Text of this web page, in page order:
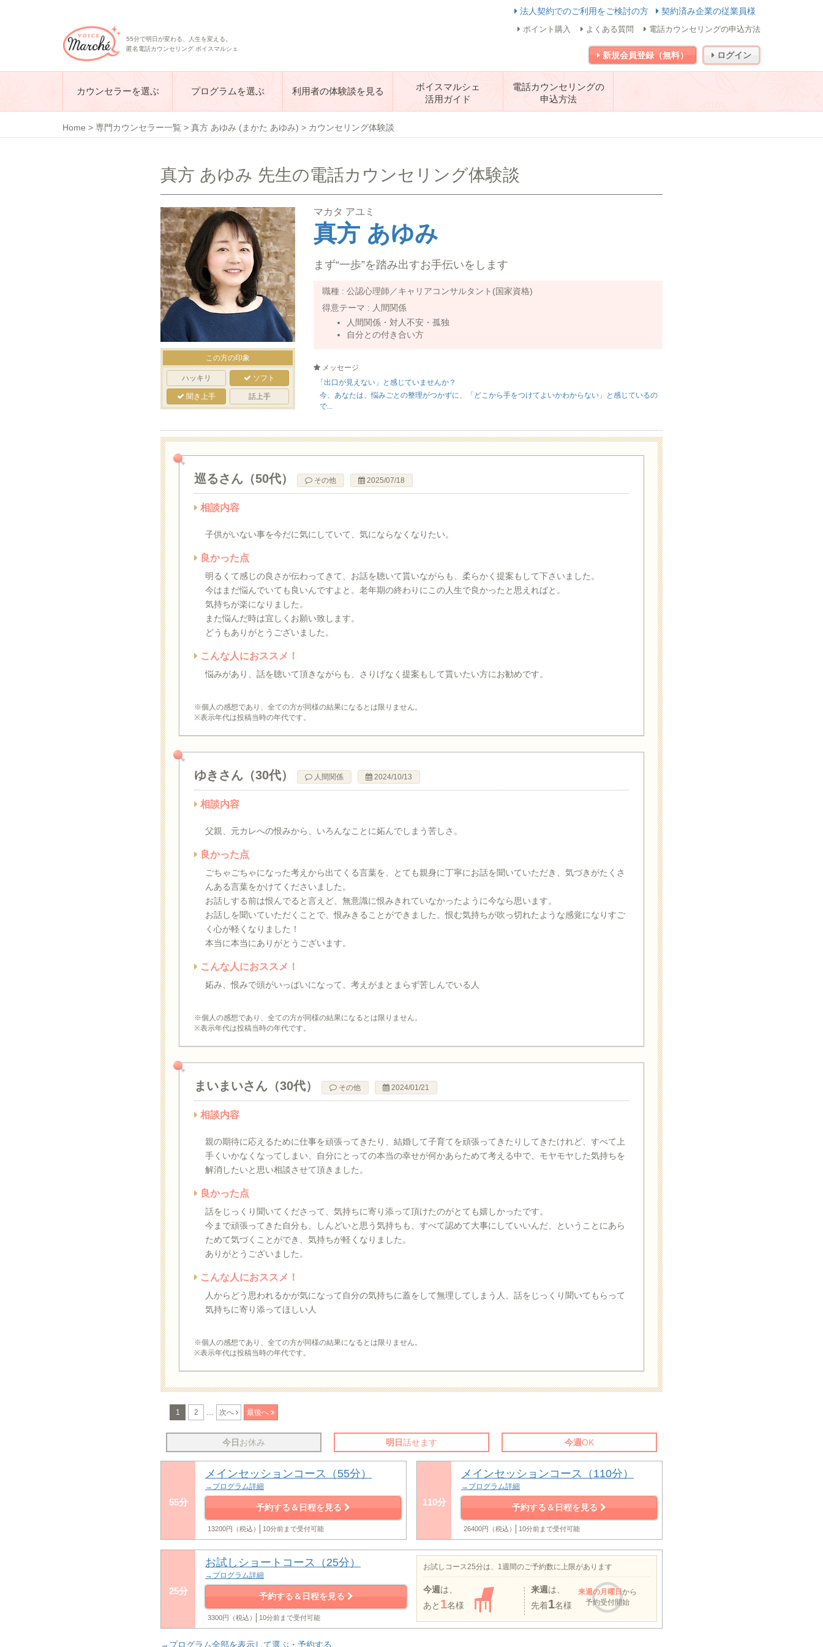
法人契約でのご利用をご検討の方 契約済み企業の従業員様
55分で明日が変わる、人生を変える。
匿名電話カウンセリング ボイスマルシェ
ポイント購入 よくある質問 電話カウンセリングの申込方法
新規会員登録（無料） ログイン
カウンセラーを選ぶ プログラムを選ぶ 利用者の体験談を見る
ボイスマルシェ
活用ガイド
電話カウンセリングの
申込方法
Home > 専門カウンセラー一覧 > 真方 あゆみ (まかた あゆみ) > カウンセリング体験談
真方 あゆみ 先生の電話カウンセリング体験談
マカタ アユミ
真方 あゆみ
まず“一歩”を踏み出すお手伝いをします
職種 : 公認心理師／キャリアコンサルタント(国家資格)
得意テーマ : 人間関係
人間関係・対人不安・孤独
自分との付き合い方
メッセージ
「出口が見えない」と感じていませんか？
今、あなたは、悩みごとの整理がつかずに、「どこから手をつけてよいかわからない」と感じているの
で...
この方の印象
ハッキリ ソフト
聞き上手 話上手
巡るさん（50代） その他 2025/07/18
相談内容
子供がいない事を今だに気にしていて、気にならなくなりたい。
良かった点
明るくて感じの良さが伝わってきて、お話を聴いて貰いながらも、柔らかく提案もして下さいました。
今はまだ悩んでいても良いんですよと。老年期の終わりにこの人生で良かったと思えればと。
気持ちが楽になりました。
また悩んだ時は宜しくお願い致します。
どうもありがとうございました。
こんな人におススメ！
悩みがあり、話を聴いて頂きながらも、さりげなく提案もして貰いたい方にお勧めです。
※個人の感想であり、全ての方が同様の結果になるとは限りません。
※表示年代は投稿当時の年代です。
ゆきさん（30代） 人間関係 2024/10/13
相談内容
父親、元カレへの恨みから、いろんなことに妬んでしまう苦しさ。
良かった点
ごちゃごちゃになった考えから出てくる言葉を、とても親身に丁寧にお話を聞いていただき、気づきがたくさ
んある言葉をかけてくださいました。
お話しする前は恨んでると言えど、無意識に恨みきれていなかったように今なら思います。
お話しを聞いていただくことで、恨みきることができました。恨む気持ちが吹っ切れたような感覚になりすご
く心が軽くなりました！
本当に本当にありがとうございます。
こんな人におススメ！
妬み、恨みで頭がいっぱいになって、考えがまとまらず苦しんでいる人
※個人の感想であり、全ての方が同様の結果になるとは限りません。
※表示年代は投稿当時の年代です。
まいまいさん（30代） その他 2024/01/21
相談内容
親の期待に応えるために仕事を頑張ってきたり、結婚して子育てを頑張ってきたりしてきたけれど、すべて上
手くいかなくなってしまい、自分にとっての本当の幸せが何かあらためて考える中で、モヤモヤした気持ちを
解消したいと思い相談させて頂きました。
良かった点
話をじっくり聞いてくださって、気持ちに寄り添って頂けたのがとても嬉しかったです。
今まで頑張ってきた自分も、しんどいと思う気持ちも、すべて認めて大事にしていいんだ、ということにあら
ためて気づくことができ、気持ちが軽くなりました。
ありがとうございました。
こんな人におススメ！
人からどう思われるかが気になって自分の気持ちに蓋をして無理してしまう人、話をじっくり聞いてもらって
気持ちに寄り添ってほしい人
※個人の感想であり、全ての方が同様の結果になるとは限りません。
※表示年代は投稿当時の年代です。
1 2 次へ 最後へ
今日 お休み 明日話せます 今週OK
55分
メインセッションコース（55分）
→プログラム詳細
予約する＆日程を見る
13200円（税込） 10分前まで受付可能
110分
メインセッションコース（110分）
→プログラム詳細
予約する＆日程を見る
26400円（税込） 10分前まで受付可能
25分
お試しショートコース（25分）
→プログラム詳細
予約する＆日程を見る
3300円（税込） 10分前まで受付可能
お試しコース25分は、1週間のご予約数に上限があります
今週 は、
あと 1名様
来週 は、
先着1名様
来週の月曜日から
予約受付開始
→プログラム全部を表示して選ぶ・予約する